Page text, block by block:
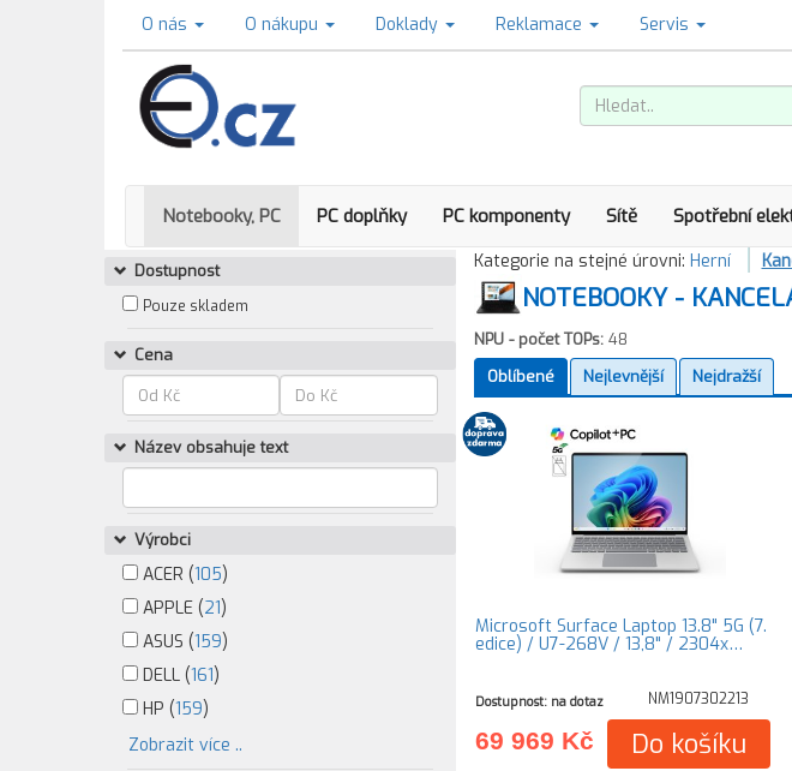
O nás O nákupu Doklady Reklamace Servis
Notebooky, PC PC doplňky PC komponenty Sítě Spotřební
Dostupnost
Pouze skladem
Cena
Název obsahuje text
Výrobci
ACER (105)
APPLE (21)
ASUS (159)
DELL (161)
HP (159)
Zobrazit více ..
Kategorie na stejné úrovni: Herní
NOTEBOOKY -
NPU - počet TOPs:48
Oblíbené
Nejlevnější Nejdražší
Microsoft Surface Laptop 13.8" 5G (7.
edice) / U7-268V / 13,8" / 2304x…
Dostupnost: na dotaz NM1907302213
69 969 Kč Do košíku